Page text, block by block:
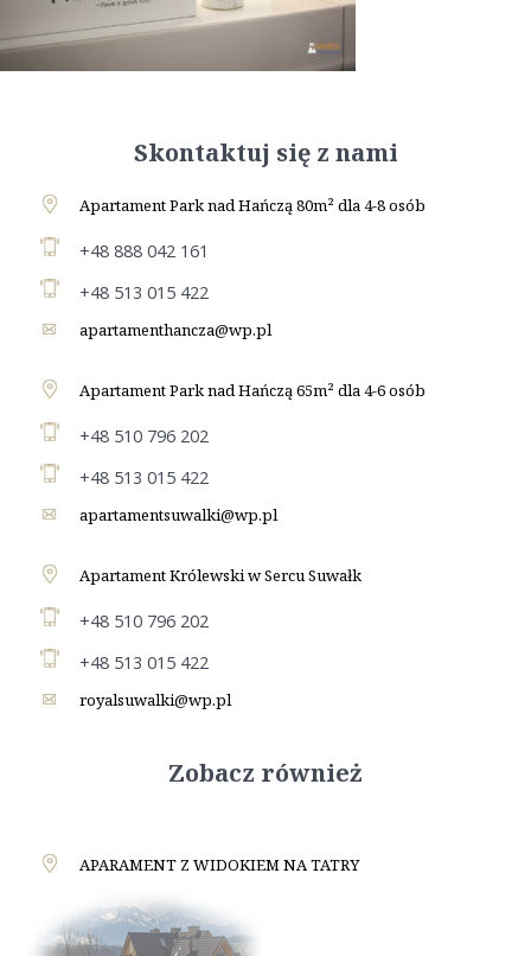
Skontaktuj się z nami
Apartament Park nad Hańczą 80m² dla 4-8 osób
+48 888 042 161
+48 513 015 422
apartamenthancza@wp.pl
Apartament Park nad Hańczą 65m² dla 4-6 osób
+48 510 796 202
+48 513 015 422
apartamentsuwalki@wp.pl
Apartament Królewski w Sercu Suwałk
+48 510 796 202
+48 513 015 422
royalsuwalki@wp.pl
Zobacz również
APARAMENT Z WIDOKIEM NA TATRY